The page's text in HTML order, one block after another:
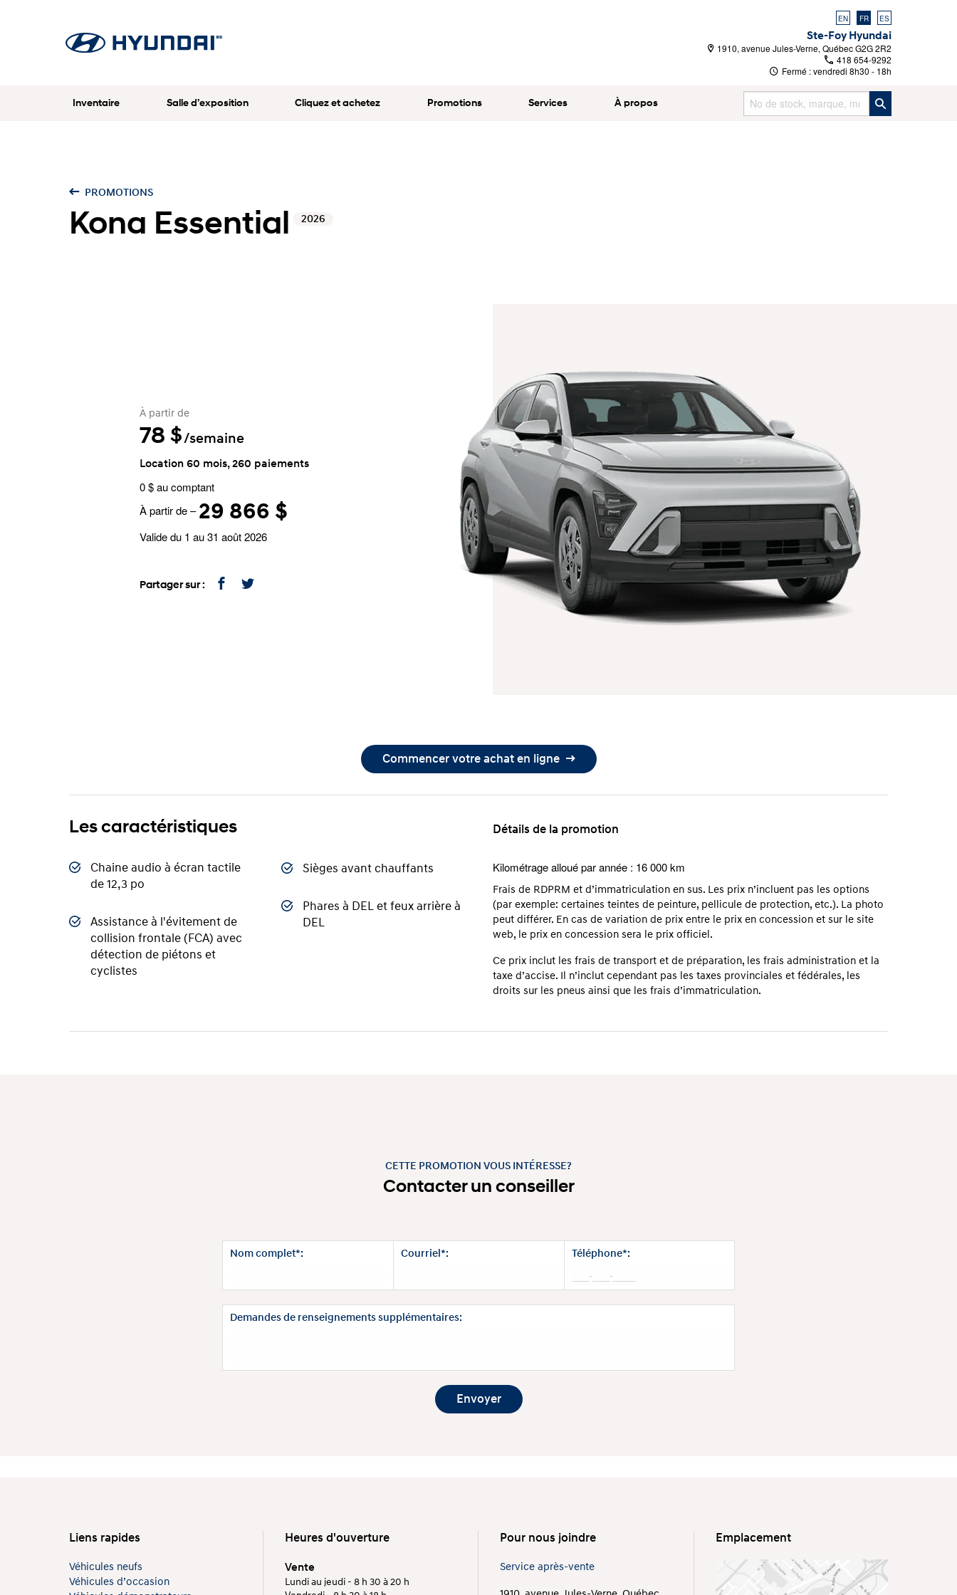
EN FR ES
Ste-Foy Hyundai
1910, avenue Jules-Verne, Québec G2G 2R2
418 654-9292
Fermé : vendredi 8h30 - 18h
Inventaire Salle d’exposition Cliquez et achetez Promotions Services À propos
PROMOTIONS
Kona Essential 2026
À partir de
78$/semaine
Location 60 mois, 260 paiements
0 $ au comptant
À partir de –29 866 $
Valide du 1 au 31 août 2026
Partager sur :
Commencer votre achat en ligne
Les caractéristiques
Chaine audio à écran tactile
de 12,3 po
Assistance à l'évitement de
collision frontale (FCA) avec
détection de piétons et
cyclistes
Sièges avant chauffants
Phares à DEL et feux arrière à
DEL
Détails de la promotion
Kilométrage alloué par année : 16 000 km
Frais de RDPRM et d’immatriculation en sus. Les prix n’incluent pas les options
(par exemple: certaines teintes de peinture, pellicule de protection, etc.). La photo
peut différer. En cas de variation de prix entre le prix en concession et sur le site
web, le prix en concession sera le prix officiel.
Ce prix inclut les frais de transport et de préparation, les frais administration et la
taxe d’accise. Il n’inclut cependant pas les taxes provinciales et fédérales, les
droits sur les pneus ainsi que les frais d’immatriculation.
CETTE PROMOTION VOUS INTÉRESSE?
Contacter un conseiller
Nom complet*: Courriel*: Téléphone*:
Demandes de renseignements supplémentaires:
Liens rapides
Véhicules neufs
Véhicules d’occasion
Heures d'ouverture
Vente
Lundi au jeudi - 8 h 30 à 20 h
Pour nous joindre
Service après-vente
Emplacement